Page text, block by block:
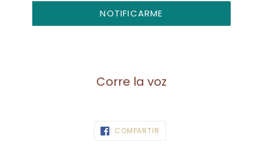
NOTIFICARME
Corre la voz
COMPARTIR